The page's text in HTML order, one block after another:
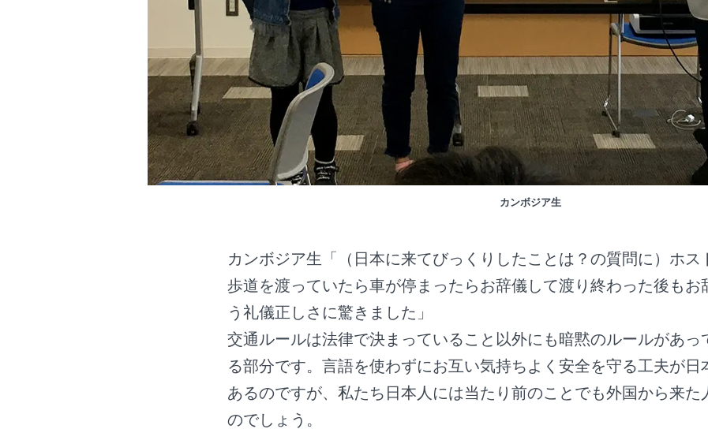
カンボジア生
カンボジア生「（日本に来てびっくりしたことは？の質問に）ホス
歩道を渡っていたら車が停まったらお辞儀して渡り終わった後もお
う礼儀正しさに驚きました」
交通ルールは法律で決まっていること以外にも暗黙のルールがあっ
る部分です。言語を使わずにお互い気持ちよく安全を守る工夫が日
あるのですが、私たち日本人には当たり前のことでも外国から来た
のでしょう。